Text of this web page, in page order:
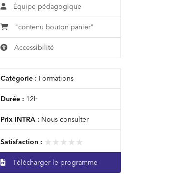
Équipe pédagogique
"contenu bouton panier"
Accessibilité
Catégorie : Formations
Durée : 12h
Prix INTRA : Nous consulter
Satisfaction : ★★★★★
★★★★★
Télécharger le programme